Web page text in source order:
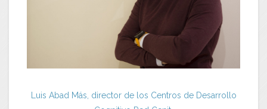
Luis Abad Más, director de los Centros de Desarrollo